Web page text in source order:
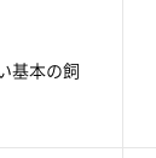
基本の飼